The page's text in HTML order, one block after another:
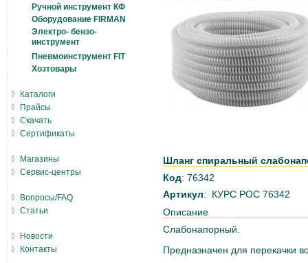
Шланг спиральный
Код: 76342
Артикул: КУРС РОС 76342
Описание
Слабонапорный.
Предназначен для перекачки
Ручной инструмент КФ
Оборудование FIRMAN
Электро- бензо-
инструмент
Пневмоинструмент FIT
Хозтовары
Каталоги
Прайсы
Скачать
Сертификаты
Магазины
Сервис-центры
Вопросы/FAQ
Статьи
Новости
Контакты